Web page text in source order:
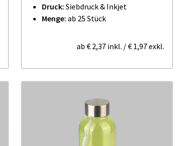
Druck: Siebdruck & Inkjet
Menge: ab 25 Stück
ab € 2,37 inkl. /€ 1,97exkl.